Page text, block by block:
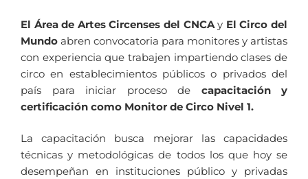
El Área de Artes Circenses del CNCAy El Circo del
Mundo abren convocatoria para monitores y artistas
con experiencia que trabajen impartiendo clases de
circo en establecimientos públicos o privados del
país para iniciar proceso de capacitación y
certificación como Monitor de Circo Nivel 1.
La capacitación busca mejorar las capacidades
técnicas y metodológicas de todos los que hoy se
desempeñan en instituciones público y privadas